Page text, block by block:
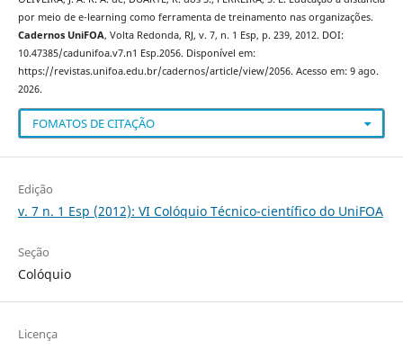
por meio de e-learning como ferramenta de treinamento nas organizações.
Cadernos UniFOA, Volta Redonda, RJ, v. 7, n. 1 Esp, p. 239, 2012. DOI:
10.47385/cadunifoa.v7.n1 Esp.2056. Disponível em:
https://revistas.unifoa.edu.br/cadernos/article/view/2056. Acesso em: 9 ago.
2026.
FOMATOS DE CITAÇÃO
Edição
v. 7 n. 1 Esp (2012): VI Colóquio Técnico-científico do UniFOA
Seção
Colóquio
Licença